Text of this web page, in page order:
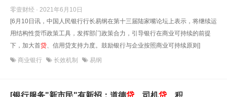
零壹财经 · 2021年6月10日
[6月10日讯，中国人民银行行长易纲在第十三届陆家嘴论坛上表示，将继续运
用结构性货币政策工具，发挥部门政策合力，引导银行在商业可持续的前提
下，加大首贷、信用贷支持力度。鼓励银行与企业按照商业可持续原则]
商业银行 长效机制 易纲
[银行服务"新市民"有新招：道德贷 、司机贷 、积